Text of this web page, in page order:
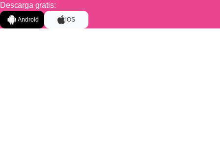
Descarga gratis:
Android iOS